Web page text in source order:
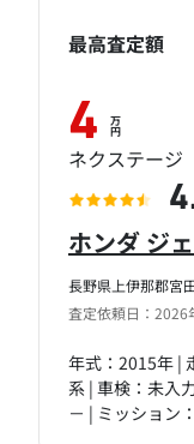
長野県上伊那郡宮
査定依頼日：2026
ホンダ ジ
年式：2015年 |
系 | 車検：未入
－ | ミッション
最高査定額
4 万
円
ネクステージ